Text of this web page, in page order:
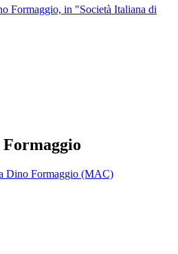
Formaggio, in "Società Italiana di
Dino Formaggio (MAC)